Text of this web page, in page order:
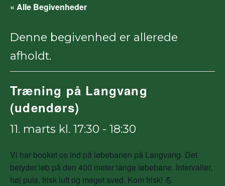
« Alle Begivenheder
Denne begivenhed er allerede
afholdt.
Træning på Langvang
(udendørs)
11. marts kl. 17:30 - 18:30
Vi har booket os ind på løbebanen på Langvang. Det
betyder løb på den 400 meter lange løbebane. Intervaller,
høj puls, frisk luft og meget sved. Kom frisk! 💪